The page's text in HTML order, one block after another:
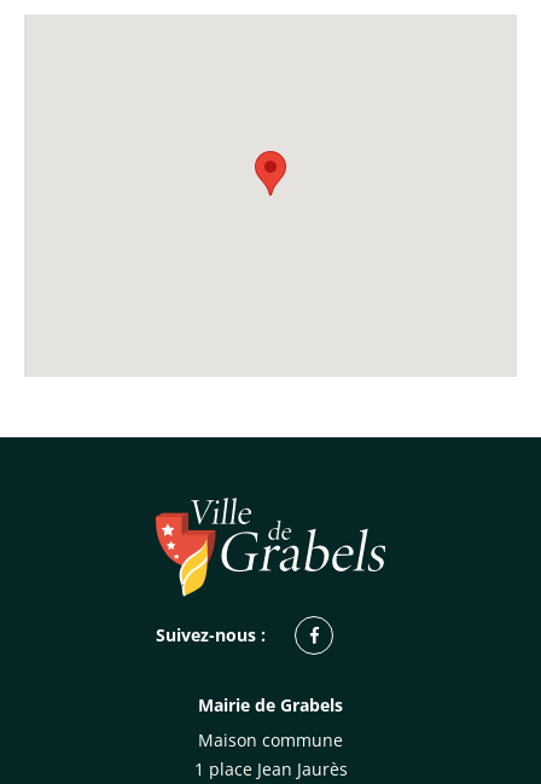
Suivez-nous : Facebook
Mairie de Grabels
Maison commune
1 place Jean Jaurès